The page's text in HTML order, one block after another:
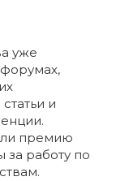
уже
и
премию
работу по